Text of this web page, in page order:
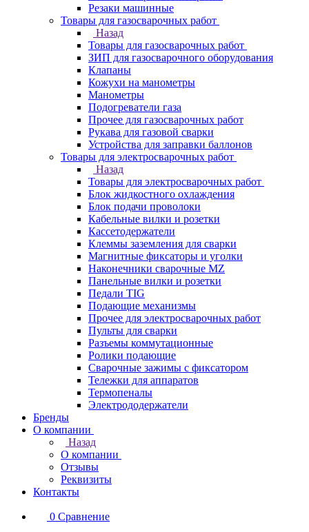
Резаки машинные
Товары для газосварочных работ
Назад
Товары для газосварочных работ
ЗИП для газосварочного оборудования
Клапаны
Кожухи на манометры
Манометры
Подогреватели газа
Прочее для газосварочных работ
Рукава для газовой сварки
Устройства для заправки баллонов
Товары для электросварочных работ
Назад
Товары для электросварочных работ
Блок жидкостного охлаждения
Блок подачи проволоки
Кабельные вилки и розетки
Кассетодержатели
Клеммы заземления для сварки
Магнитные фиксаторы и уголки
Наконечники сварочные MZ
Панельные вилки и розетки
Педали TIG
Подающие механизмы
Прочее для электросварочных работ
Пульты для сварки
Разъемы коммутационные
Ролики подающие
Сварочные зажимы с фиксатором
Тележки для аппаратов
Термопеналы
Электрододержатели
Бренды
О компании
Назад
О компании
Отзывы
Реквизиты
Контакты
0 Сравнение